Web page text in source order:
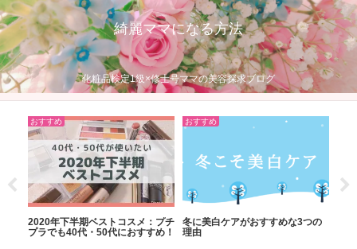
綺麗ママになる方法
化粧品検定1級×修士号ママの美容探求ブログ
ストコスメ：プチ
50代におすすめ！
おすすめ
冬に美白ケアがおすすめな3つの
理由
【母の日限定】レチノー